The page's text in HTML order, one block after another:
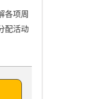
各项周
配活动